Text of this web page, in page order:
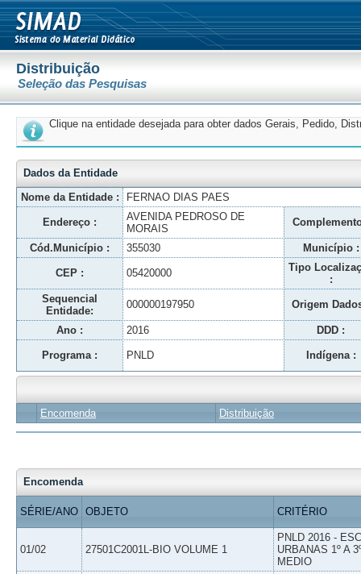
Distribuição
Seleção das Pesquisas
Clique na entidade desejada para obter dados Gerais, Pedido,
Dados da Entidade
Nome da Entidade :
FERNAO DIAS PAES
Endereço :
AVENIDA PEDROSO DE
MORAIS
Cód.Município : 355030 Município :
CEP : 05420000
Tipo
:
Sequencial
Entidade:
000000197950 Origem
Ano : 2016 DDD :
Programa : PNLD Indígena :
Encomenda Distribuição
Encomenda
SÉRIE/ANO OBJETO CRITÉRIO
01/02 27501C2001L-BIO VOLUME 1
PNLD 2016 -
URBANAS 1º A
MEDIO